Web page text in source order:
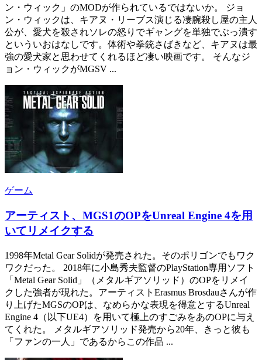
ン・ウィック」のMODが作られているではないか。 ジョ
ン・ウィックは、キアヌ・リーブス演じる凄腕殺し屋の主人
公が、愛犬を殺されソレの怒りでギャングを単独でぶっ潰す
といういおはなしです。体術や拳銃さばきなど、キアヌは最
強の愛犬家と思わせてくれるほど凄い映画です。 そんなジ
ョン・ウィックがMGSV ...
ゲーム
アーティスト、MGS1のOPをUnreal Engine 4を用
いてリメイクする
1998年Metal Gear Solidが発売された。そのポリゴンでもワク
ワクだった。 2018年に小島秀夫監督のPlayStation専用ソフト
「Metal Gear Solid」（メタルギアソリッド）のOPをリメイ
クした強者が現れた。アーティストErasmus Brosdauさんが作
り上げたMGSのOPは、なめらかな表現を得意とするUnreal
Engine 4（以下UE4）を用いて極上のすごみをあのOPに与え
てくれた。 メタルギアソリッド発売から20年、きっと彼も
「ファンの一人」であるからこの作品 ...